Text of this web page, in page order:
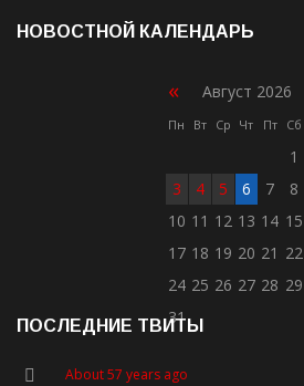
НОВОСТНОЙ КАЛЕНДАРЬ
« Август 2026
Пн Вт Ср Чт Пт Сб
1
3
4 5 6 7 8
10 11 12 13 14 15
17 18 19 20 21 22
24 25 26 27 28 29
31
ПОСЛЕДНИЕ ТВИТЫ
About 57 years ago